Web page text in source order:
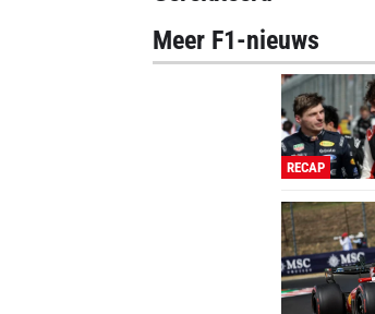
Meer F1-nieuws
RECAP